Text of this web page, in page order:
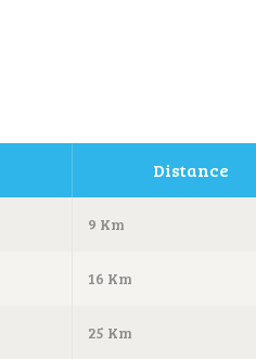
Distance
9 Km
16 Km
25 Km